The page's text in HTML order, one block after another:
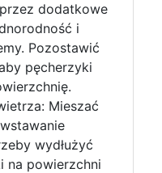
dodatkowe
i
Pozostawić
pęcherzyki
Mieszać
wydłużyć
na powierzchni